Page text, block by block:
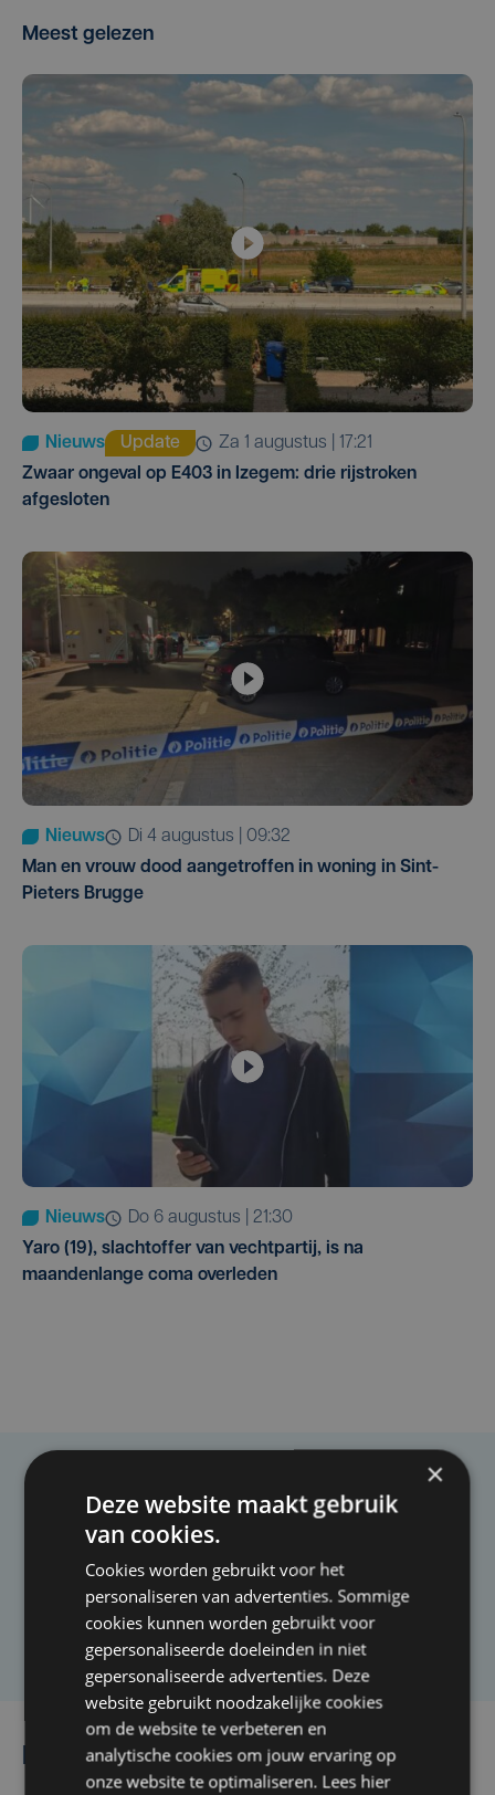
Meest gelezen
Nieuws Update
za 1 augustus | 17:21
Zwaar ongeval op E403 in Izegem: drie rijstroken
afgesloten
Nieuws
di 4 augustus | 09:32
Man en vrouw dood aangetroffen in woning in Sint-
Pieters Brugge
Nieuws
do 6 augustus | 21:30
Yaro (19), slachtoffer van vechtpartij, is na
maandenlange coma overleden
Taalfout opgemerkt?
Heb je een taal- of schrijffout opgemerkt in dit
artikel?
Laat het ons weten
Lees ook
×
Deze website maakt gebruik
van cookies.
Cookies worden gebruikt voor het
personaliseren van advertenties. Sommige
cookies kunnen worden gebruikt voor
gepersonaliseerde doeleinden in niet
gepersonaliseerde advertenties. Deze
website gebruikt noodzakelijke cookies
om de website te verbeteren en
analytische cookies om jouw ervaring op
onze website te optimaliseren. Lees hier